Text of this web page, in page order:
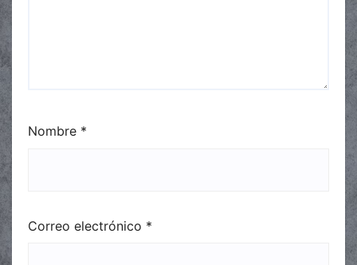
Nombre *
Correo electrónico *